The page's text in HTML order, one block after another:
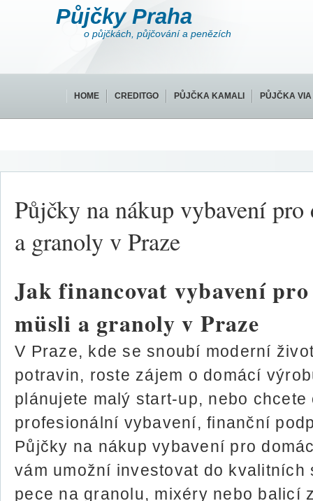
Půjčky Praha
o půjčkách, půjčování a penězích
Půjčky na nákup vybavení
a granoly v Praze
Jak financovat vybavení
müsli a granoly v Praze
V Praze, kde se snoubí moderní
potravin, roste zájem o domácí
plánujete malý start-up, nebo
profesionální vybavení, finanční
Půjčky na nákup vybavení pro
vám umožní investovat do
pece na granolu, mixéry nebo balicí
HOME CREDITGO PŮJČKA KAMALI PŮJČKA VIA